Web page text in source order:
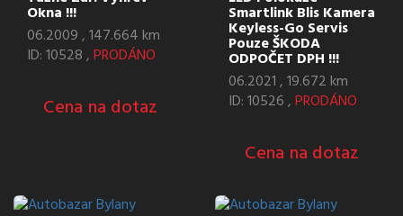
Okna !!!
06.2009 , 147.664 km
ID: 10528 ,PRODÁNO
Cena na dotaz
Smartlink Blis Kamera
Keyless-Go Servis
Pouze ŠKODA
ODPOČET DPH !!!
06.2021 , 19.672 km
ID: 10526 ,PRODÁNO
Cena na dotaz